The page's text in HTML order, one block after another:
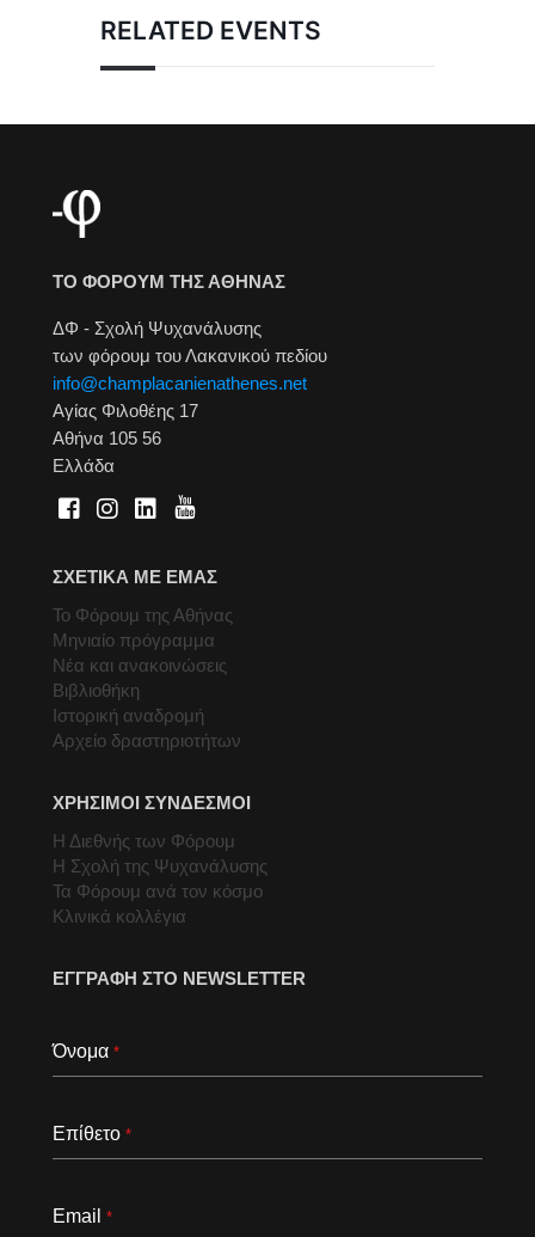
RELATED EVENTS
ΤΟ ΦΟΡΟΥΜ ΤΗΣ ΑΘΗΝΑΣ
ΔΦ - Σχολή Ψυχανάλυσης
των φόρουμ του Λακανικού πεδίου
info@champlacanienathenes.net
Αγίας Φιλοθέης 17
Αθήνα 105 56
Ελλάδα
ΣΧΕΤΙΚΑ ΜΕ ΕΜΑΣ
Το Φόρουμ της Αθήνας
Μηνιαίο πρόγραμμα
Νέα και ανακοινώσεις
Βιβλιοθήκη
Ιστορική αναδρομή
Αρχείο δραστηριοτήτων
ΧΡΗΣΙΜΟΙ ΣΥΝΔΕΣΜΟΙ
Η Διεθνής των Φόρουμ
Η Σχολή της Ψυχανάλυσης
Τα Φόρουμ ανά τον κόσμο
Κλινικά κολλέγια
ΕΓΓΡΑΦΗ ΣΤΟ NEWSLETTER
Όνομα *
Επίθετο *
Email *